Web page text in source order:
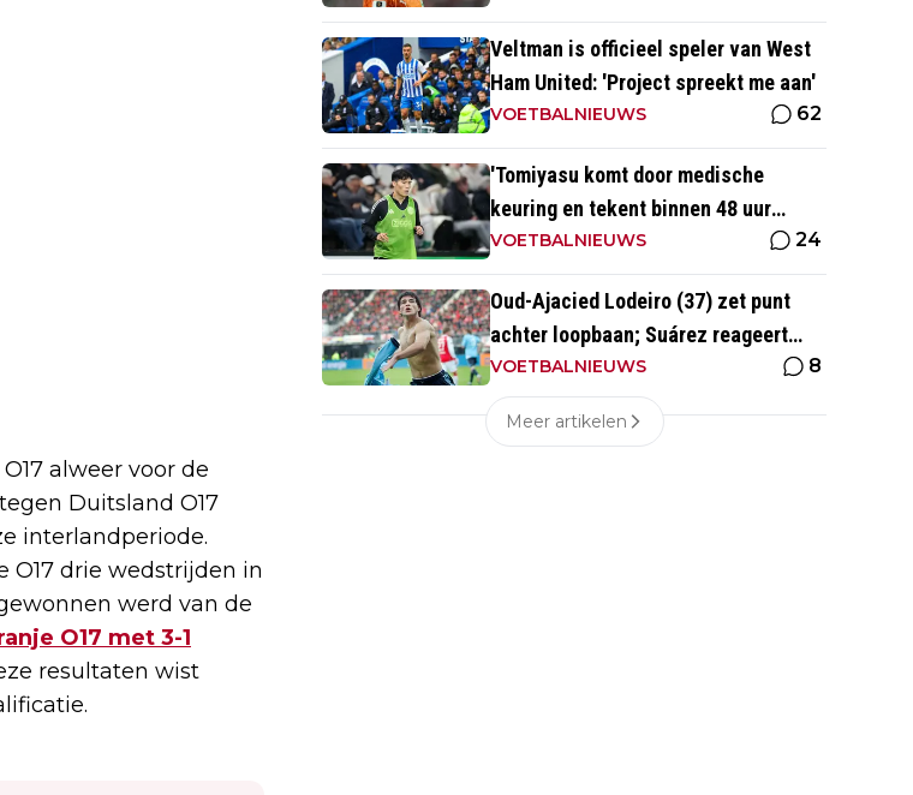
alweer voor de
Duitsland O17
interlandperiode.
O17 drie wedstrijden in
werd van de
O17 met 3-1
resultaten wist
Veltman is officieel speler van West
Ham United: 'Project spreekt me aan'
VOETBALNIEUWS 62
'Tomiyasu komt door medische
keuring en tekent binnen 48 uur
contract bij nieuwe club'
VOETBALNIEUWS 24
Oud-Ajacied Lodeiro (37) zet punt
achter loopbaan; Suárez reageert
emotioneel
VOETBALNIEUWS 8
Meer artikelen